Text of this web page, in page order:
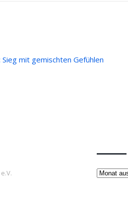
Sieg mit gemischten Gefühlen
Beiträge